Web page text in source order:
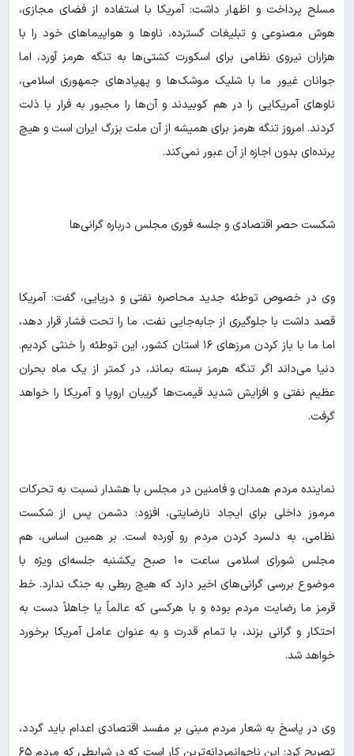
مسلح پرداخت و اظهار داشت: آمریکا با استفاده از فضای مجازی،
هوش مصنوعی و تبلیغات گسترده، ناوها و هواپیماهای خود را با
هزاران نیروی نظامی برای اسکورت کشتی‌ها به تنگه هرمز آورد، اما
جوانان غیور ما با شلیک موشک‌ها و پهپادهای جمهوری اسلامی،
ناوهای آمریکایی را در هم کوبیدند و آن‌ها را مجبور به فرار با ذلت
کردند. امروز تنگه هرمز برای همیشه از آن ملت بزرگ ایران است و هیچ
پرنده‌ای بدون اجازه از آن عبور نمی‌کند.
شکست حصر اقتصادی و جلسه فوری مجلس درباره گرانی‌ها
وی در خصوص توطئه جدید محاصره نفتی و دریایی، گفت: آمریکا
قصد داشت با جلوگیری از جابه‌جایی نفت، ما را تحت فشار قرار دهد،
اما ما با باز کردن مرزهای ۱۶ استان کشور، این توطئه را خنثی کردیم.
دنیا می‌داند اگر تنگه هرمز بسته بماند، در کمتر از یک ماه بحران
عظیم نفتی و افزایش شدید قیمت‌ها گریبان اروپا و آمریکا را خواهد
گرفت.
نماینده مردم همدان و فامنین در مجلس با هشدار نسبت به تحرکات
مرموز داخلی برای ایجاد نارضایتی، افزود: دشمن پس از شکست
نظامی، به دلسرد کردن مردم رو آورده است. بر همین اساس، هم
مجلس شورای اسلامی ساعت ۱۰ صبح یکشنبه جلسه‌ای ویژه با
موضوع بررسی گرانی‌های اخیر دارد که هیچ ربطی به جنگ ندارد. خط
قرمز ما رضایت مردم بوده و با هرکسی که عالماً یا جاهلاً دست به
احتکار و گرانی بزند، با تمام قدرت و به عنوان عامل آمریکا برخورد
خواهد شد.
وی در پاسخ به شعار مردم مبنی بر مفسد اقتصادی اعدام باید گردد،
تصربح کرد: این ناجوانمردانه‌ترین کار است که در شرایطی که مردم ۶۵